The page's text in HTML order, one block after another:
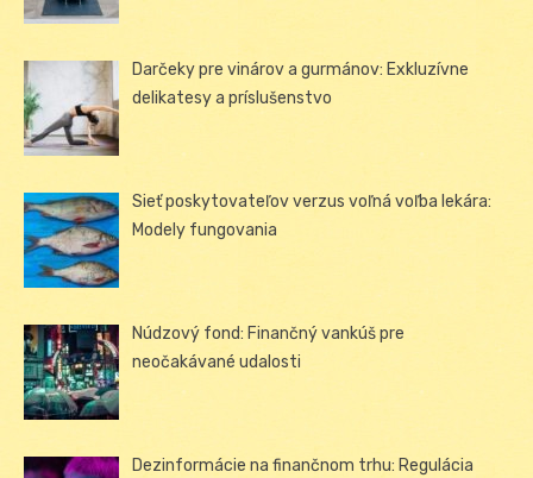
Darčeky pre vinárov a gurmánov: Exkluzívne
delikatesy a príslušenstvo
Sieť poskytovateľov verzus voľná voľba lekára:
Modely fungovania
Núdzový fond: Finančný vankúš pre
neočakávané udalosti
Dezinformácie na finančnom trhu: Regulácia